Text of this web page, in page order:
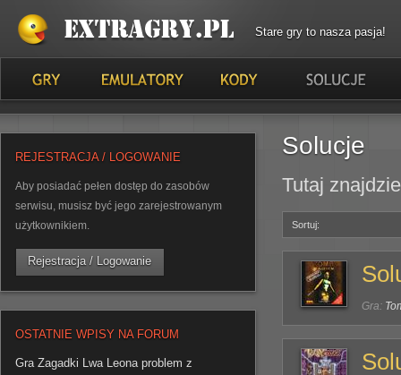
Stare gry to nasza pasja!
REJESTRACJA / LOGOWANIE
Aby posiadać pełen dostęp do zasobów
serwisu, musisz być jego zarejestrowanym
użytkownikiem.
Rejestracja / Logowanie
OSTATNIE WPISY NA FORUM
Gra Zagadki Lwa Leona problem z
Solucje
Tutaj
Sortuj:
Gra: